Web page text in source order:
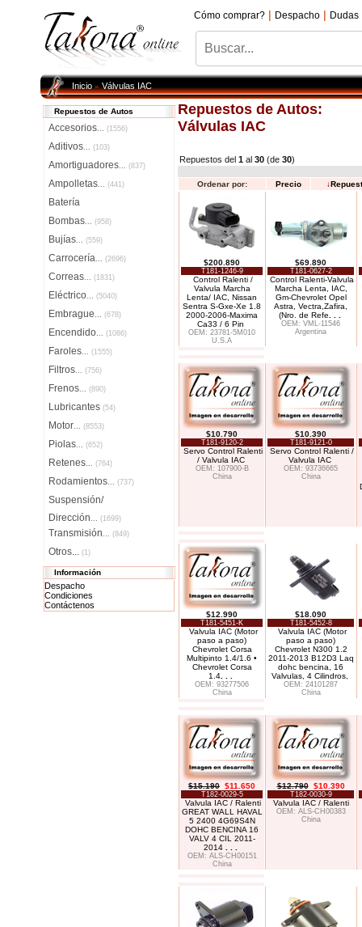
Cómo comprar? | Despacho | Dudas
Inicio»Válvulas IAC
Repuestos de Autos
Accesorios... (1556)
Aditivos... (103)
Amortiguadores... (837)
Ampolletas... (441)
Batería
Bombas... (958)
Bujías... (559)
Carrocería... (2696)
Correas... (1831)
Eléctrico... (5040)
Embrague... (678)
Encendido... (1086)
Faroles... (1555)
Filtros... (756)
Frenos... (890)
Lubricantes (54)
Motor... (8553)
Piolas... (652)
Retenes... (764)
Rodamientos... (737)
Suspensión/
Dirección... (1699)
Transmisión... (849)
Otros... (1)
Información
Despacho
Condiciones
Contáctenos
Repuestos de Autos:
Válvulas IAC
Repuestos del 1 al 30 (de 30)
Ordenar por: Precio ↓
$200.890
T181-1246-9
Control Ralenti /
Valvula Marcha
Lenta/ IAC, Nissan
Sentra S-Gxe-Xe 1.8
2000-2006-Maxima
Ca33 / 6 Pin
OEM: 23781-5M010
U.S.A
$69.890
T181-0627-2
Control Ralenti-Valvula
Marcha Lenta, IAC,
Gm-Chevrolet Opel
Astra, Vectra,Zafira,
(Nro. de Refe
OEM: VML-11546
Argentina
$10.790
T181-9120-2
Servo Control Ralenti
/ Valvula IAC
OEM: 107900-B
China
$10.390
T181-9121-0
Servo Control Ralenti /
Valvula IAC
OEM: 93736665
China
$12.990
T181-5451-K
Valvula IAC (Motor
paso a paso)
Chevrolet Corsa
Multipinto 1.4/1.6 •
Chevrolet Corsa
1.4
OEM: 93277506
China
$18.090
T181-5452-8
Valvula IAC (Motor
paso a paso)
Chevrolet N300 1.2
2011-2013 B12D3 Laq
dohc bencina, 16
Valvulas, 4 Cilindros,
OEM: 24101287
China
$15.190 $11.650
T182-0029-5
Valvula IAC / Ralenti
GREAT WALL HAVAL
5 2400 4G69S4N
DOHC BENCINA 16
VALV 4 CIL 2011-
2014
OEM: ALS-CH00151
China
$12.790 $10.390
T182-0030-9
Valvula IAC / Ralenti
OEM: ALS-CH00383
China